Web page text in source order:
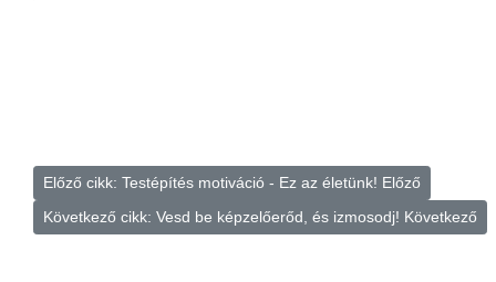
Előző cikk: Testépítés motiváció - Ez az életünk! Előző
Következő cikk: Vesd be képzelőerőd, és izmosodj! Következő